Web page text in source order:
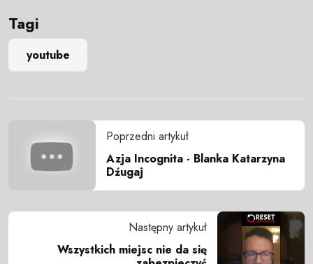
Tagi
youtube
Poprzedni artykuł
Azja Incognita - Blanka Katarzyna
Dźugaj
Następny artykuł
Wszystkich miejsc nie da się